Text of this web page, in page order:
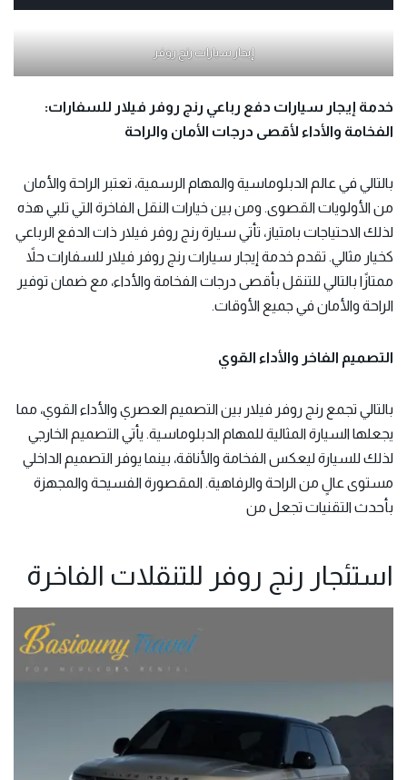
إيجار سيارات رنج روفر
خدمة إيجار سيارات دفع رباعي رنج روفر فيلار للسفارات:
الفخامة والأداء لأقصى درجات الأمان والراحة
بالتالي في عالم الدبلوماسية والمهام الرسمية، تعتبر الراحة والأمان
من الأولويات القصوى. ومن بين خيارات النقل الفاخرة التي تلبي هذه
لذلك الاحتياجات بامتياز، تأتي سيارة رنج روفر فيلار ذات الدفع الرباعي
كخيار مثالي. تقدم خدمة إيجار سيارات رنج روفر فيلار للسفارات حلاً
ممتازًا بالتالي للتنقل بأقصى درجات الفخامة والأداء، مع ضمان توفير
الراحة والأمان في جميع الأوقات.
التصميم الفاخر والأداء القوي
بالتالي تجمع رنج روفر فيلار بين التصميم العصري والأداء القوي، مما
يجعلها السيارة المثالية للمهام الدبلوماسية. يأتي التصميم الخارجي
لذلك للسيارة ليعكس الفخامة والأناقة، بينما يوفر التصميم الداخلي
مستوى عالٍ من الراحة والرفاهية. المقصورة الفسيحة والمجهزة
بأحدث التقنيات تجعل من
استئجار رنج روفر للتنقلات الفاخرة